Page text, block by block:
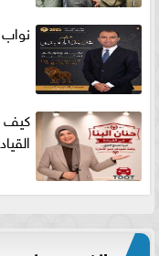
نواب
كيف